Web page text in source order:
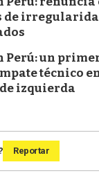
de
Perú: un
técnico
izquierda
Reportar